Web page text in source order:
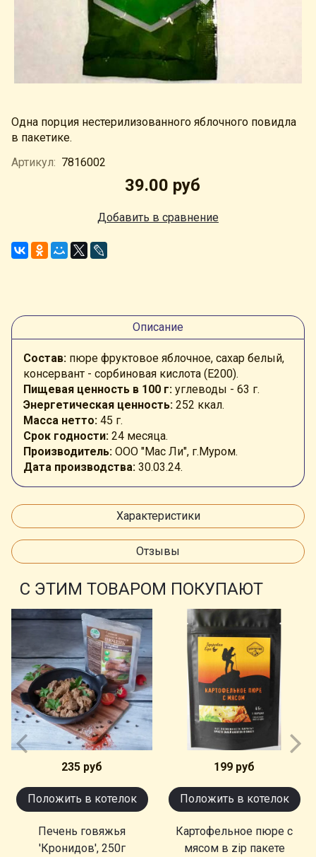
Одна порция нестерилизованного яблочного повидла
в пакетике.
Артикул: 7816002
39.00 руб
Добавить в сравнение
Описание
Состав: пюре фруктовое яблочное, сахар белый,
консервант - сорбиновая кислота (Е200).
Пищевая ценность в 100 г: углеводы - 63 г.
Энергетическая ценность: 252 ккал.
Масса нетто: 45 г.
Срок годности: 24 месяца.
Производитель: ООО "Мас Ли", г.Муром.
Дата производства: 30.03.24.
Характеристики
Отзывы
С ЭТИМ ТОВАРОМ ПОКУПАЮТ
235 руб
Положить в котелок
Печень говяжья
'Кронидов', 250г
199 руб
Положить в котелок
Картофельное пюре с
мясом в zip пакете